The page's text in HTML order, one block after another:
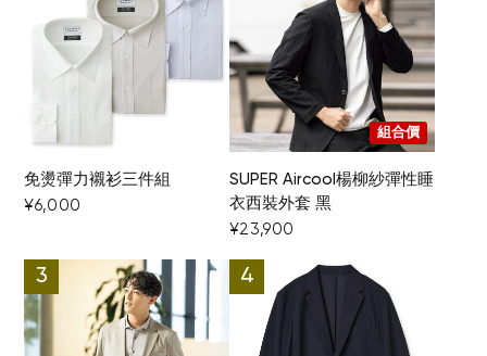
免燙彈力襯衫三件組
¥6,000
組合價
SUPER Aircool楊柳紗彈性睡
衣西裝外套 黑
¥23,900